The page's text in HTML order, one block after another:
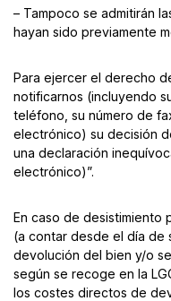
– Tampoco se admitirán
hayan sido previamente
Para ejercer el derecho
notificarnos (incluyendo
teléfono, su número de
electrónico) su decisión
una declaración
electrónico)”.
En caso de desistimiento
(a contar desde el día
devolución del bien y/o
según se recoge en la
los costes directos de